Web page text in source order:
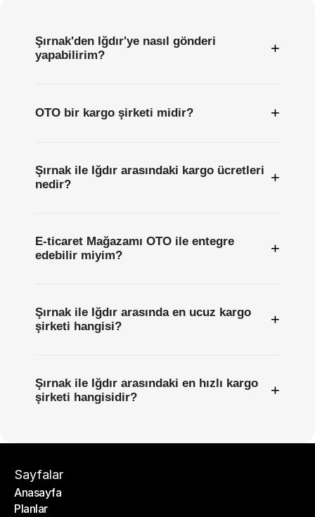
Şırnak'den Iğdır'ye nasıl gönderi
yapabilirim?
+
OTO bir kargo şirketi midir? +
Şırnak ile Iğdır arasındaki kargo ücretleri
nedir?
+
E-ticaret Mağazamı OTO ile entegre
edebilir miyim?
+
Şırnak ile Iğdır arasında en ucuz kargo
şirketi hangisi?
+
Şırnak ile Iğdır arasındaki en hızlı kargo
şirketi hangisidir?
+
Sayfalar
Anasayfa
Anasayfa
Planlar